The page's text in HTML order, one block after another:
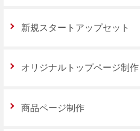
新規スタートアップセット
オリジナルトップページ制作
商品ページ制作